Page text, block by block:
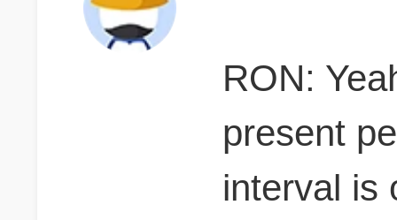
RON:
present
interval is